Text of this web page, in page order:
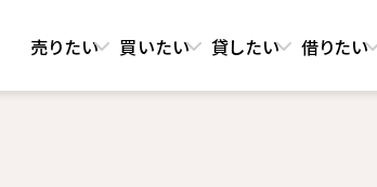
売りたい 買いたい 貸したい 借りたい